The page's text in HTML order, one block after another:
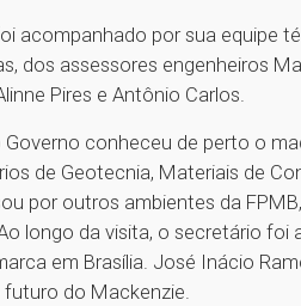
acompanhado por sua equipe
dos assessores engenheiros
Pires e Antônio Carlos.
conheceu de perto o
de Geotecnia, Materiais de
por outros ambientes da
longo da visita, o secretário foi
em Brasília. José Inácio
do Mackenzie.